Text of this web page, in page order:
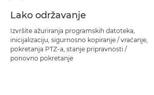
Lako održavanje
Izvršite ažuriranja programskih datoteka,
inicijalizaciju, sigurnosno kopiranje / vraćanje,
pokretanja PTZ-a, stanje pripravnosti /
ponovno pokretanje